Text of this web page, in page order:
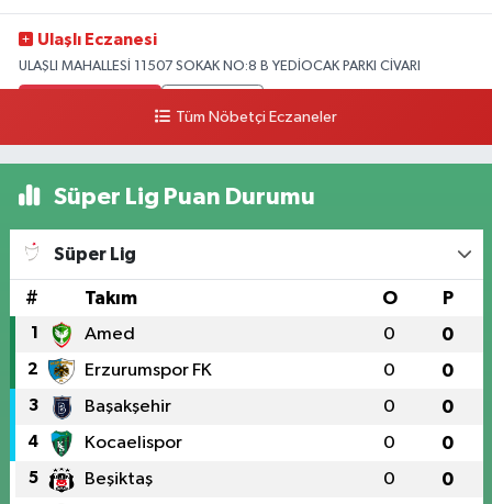
Ulaşlı Eczanesi
ULAŞLI MAHALLESİ 11507 SOKAK NO:8 B YEDİOCAK PARKI CİVARI
Tüm Nöbetçi Eczaneler
Süper Lig Puan Durumu
Süper Lig
# Takım O P
1 Amed 0 0
2 Erzurumspor FK 0 0
3 Başakşehir 0 0
4 Kocaelispor 0 0
5 Beşiktaş 0 0